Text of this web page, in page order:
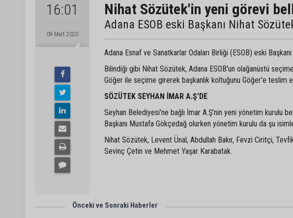
16:01
09 Mart 2020
Nihat Sözütek'in yeni görevi
Adana ESOB eski Başkanı Nihat
Adana Esnaf ve Sanatkarlar Odaları Birliği (ESOB) eski
Bilindiği gibi Nihat Sözütek, Adana ESOB'un olağanüstü
Göğer ile seçime girerek başkanlık koltuğunu Göğer'e teslim
SÖZÜTEK SEYHAN İMAR A.Ş'DE
Seyhan Belediyesi'ne bağlı İmar A.Ş'nin yeni yönetim kurulu
Başkanı Mustafa Gökçedağ olurken yönetim kurulu da şu
Nihat Sözütek, Levent Ünal, Abdullah Bakır, Fevzi Ciritçi,
Sevinç Çetin ve Mehmet Yaşar Karabatak.
Önceki ve Sonraki Haberler